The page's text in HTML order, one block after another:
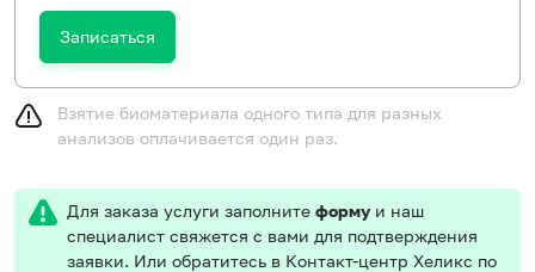
Записаться
Взятие биоматериала одного типа для разных
анализов оплачивается один раз.
Для заказа услуги заполните форму и наш
специалист свяжется с вами для подтверждения
заявки. Или обратитесь в Контакт-центр Хеликс по